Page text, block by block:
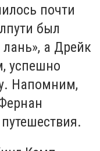
почти
был
а Дрейк
успешно
Напомним,